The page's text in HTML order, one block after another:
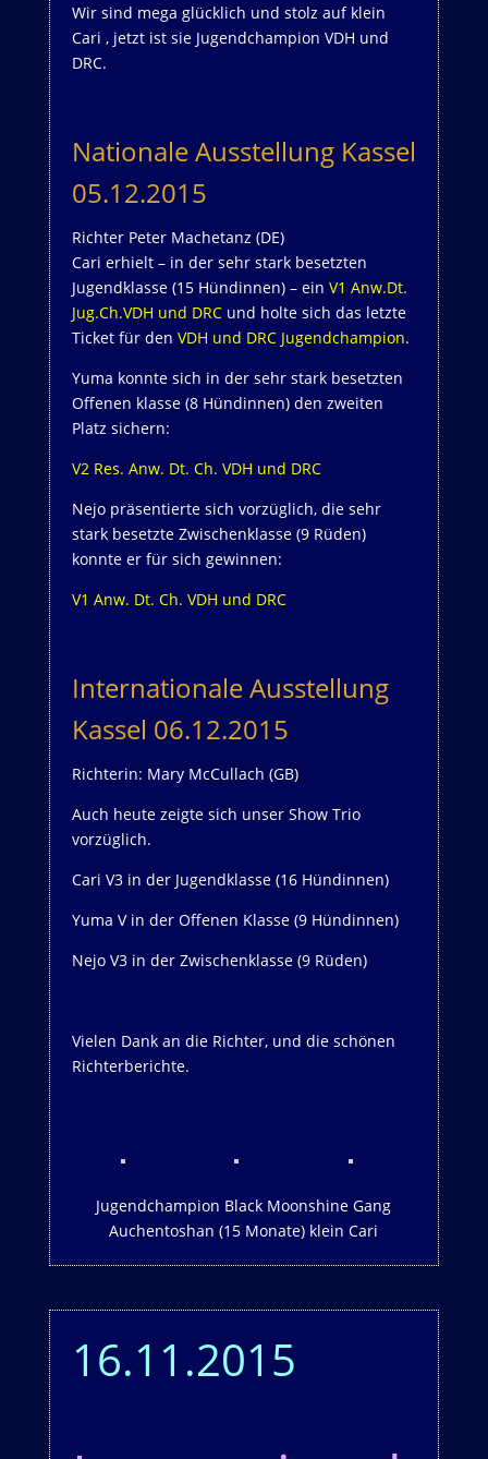
Wir sind mega glücklich und stolz auf klein
Cari , jetzt ist sie Jugendchampion VDH und
DRC.
Nationale Ausstellung Kassel
05.12.2015
Richter Peter Machetanz (DE)
Cari erhielt – in der sehr stark besetzten
Jugendklasse (15 Hündinnen) – ein V1 Anw.Dt.
Jug.Ch.VDH und DRCund holte sich das letzte
Ticket für den VDH und DRC Jugendchampion.
Yuma konnte sich in der sehr stark besetzten
Offenen klasse (8 Hündinnen) den zweiten
Platz sichern:
V2 Res. Anw. Dt. Ch. VDH und DRC
Nejo präsentierte sich vorzüglich, die sehr
stark besetzte Zwischenklasse (9 Rüden)
konnte er für sich gewinnen:
V1 Anw. Dt. Ch. VDH und DRC
Internationale Ausstellung
Kassel 06.12.2015
Richterin: Mary McCullach (GB)
Auch heute zeigte sich unser Show Trio
vorzüglich.
Cari V3 in der Jugendklasse (16 Hündinnen)
Yuma V in der Offenen Klasse (9 Hündinnen)
Nejo V3 in der Zwischenklasse (9 Rüden)
Vielen Dank an die Richter, und die schönen
Richterberichte.
Jugendchampion Black Moonshine Gang
Auchentoshan (15 Monate) klein Cari
16.11.2015